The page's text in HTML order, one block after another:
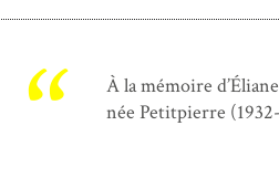
À la mémoire
née Petitpierre